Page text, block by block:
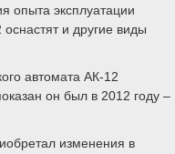
опыта эксплуатации
и другие виды
автомата АК-12
он был в 2012 году –
изменения в